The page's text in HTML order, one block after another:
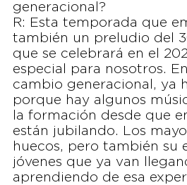
generacional?
R: Esta temporada que
también un preludio del
que se celebrará en el
especial para nosotros.
cambio generacional, ya
porque hay algunos
la formación desde que
están jubilando. Los
huecos, pero también su
jóvenes que ya van
aprendiendo de esa